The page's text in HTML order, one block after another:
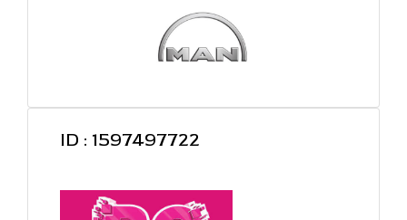
ID : 1597497722